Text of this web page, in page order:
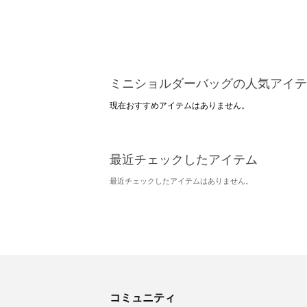
ミニショルダーバッグの人気アイ
現在おすすめアイテムはありません。
最近チェックしたアイテム
最近チェックしたアイテムはありません。
コミュニティ